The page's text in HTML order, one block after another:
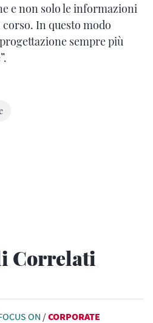
e non solo le informazioni
In questo modo
sempre più
Correlati
ON /CORPORATE